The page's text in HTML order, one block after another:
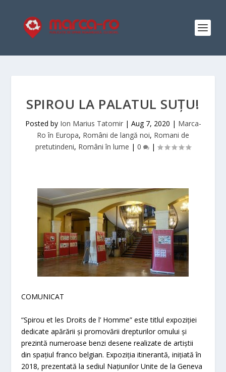
SPIROU LA PALATUL SUȚU!
Posted by Ion Marius Tatomir| Aug 7, 2020 | Marca-
Ro în Europa, Români de langă noi, Romani de
pretutindeni, Români în lume | 0 |
COMUNICAT
“Spirou et les Droits de l’ Homme” este titlul expoziției
dedicate apărării și promovării drepturilor omului și
prezintă numeroase benzi desene realizate de artiștii
din spațiul franco belgian. Expoziția itinerantă, inițiată în
2018, prezentată la sediul Națiunilor Unite de la Geneva